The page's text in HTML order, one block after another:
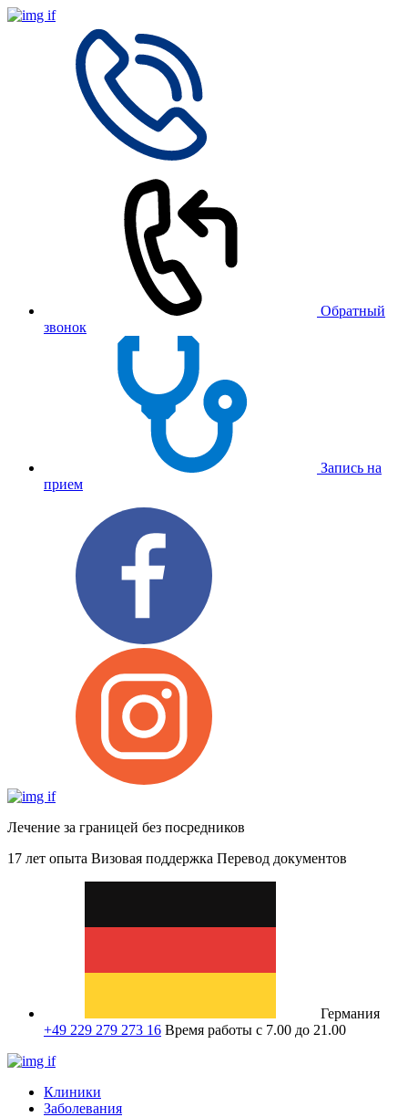
Обратный
звонок
Запись на
прием
Лечение за границей без посредников
17 лет опыта Визовая поддержка Перевод документов
Германия
+49 229 279 273 16 Время работы с 7.00 до 21.00
Клиники
Заболевания